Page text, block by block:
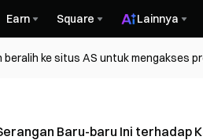
Earn Square Lainnya
ke situs AS untuk mengakses
Baru-baru Ini terhadap